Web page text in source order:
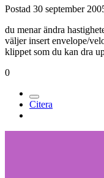
Postad 30 september
du menar ändra
väljer insert envelope/
klippet som du kan dra
0
Citera